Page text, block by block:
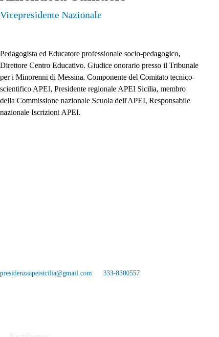
Vicepresidente Nazionale
Pedagogista ed Educatore professionale socio-pedagogico,
Direttore Centro Educativo. Giudice onorario presso il Tribunale
per i Minorenni di Messina. Componente del Comitato tecnico-
scientifico APEI, Presidente regionale APEI Sicilia, membro
della Commissione nazionale Scuola dell'APEI, Responsabile
nazionale Iscrizioni APEI.
presidenzaapeisicilia@gmail.com 333-8300557